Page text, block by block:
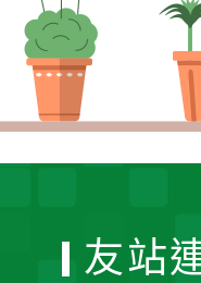
友站